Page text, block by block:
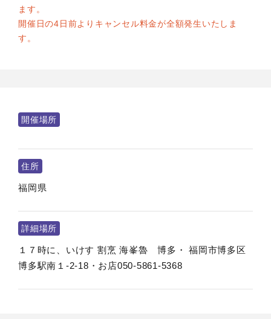
ます。
開催日の4日前よりキャンセル料金が全額発生いたしま
す。
開催場所
住所
福岡県
詳細場所
１７時に、いけす 割烹 海峯魯 博多・ 福岡市博多区
博多駅南１-2-18・お店050-5861-5368